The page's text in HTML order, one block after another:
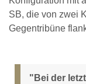
SB, die von zwei
Gegentribüne
"Bei der